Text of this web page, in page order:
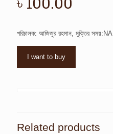
পরিচালক: আজিজুর রহমান, মুক্তির সময়:NA
I want to buy
Related products